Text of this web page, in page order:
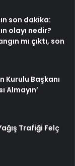
son dakika:
olayı nedir?
mı çıktı, son
Başkanı
Almayın’
Trafiği Felç